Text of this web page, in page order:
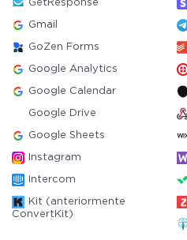
GetResponse
Gmail
GoZen Forms
Google Analytics
Google Calendar
Google Drive
Google Sheets
Instagram
Intercom
Kit (anteriormente
ConvertKit)